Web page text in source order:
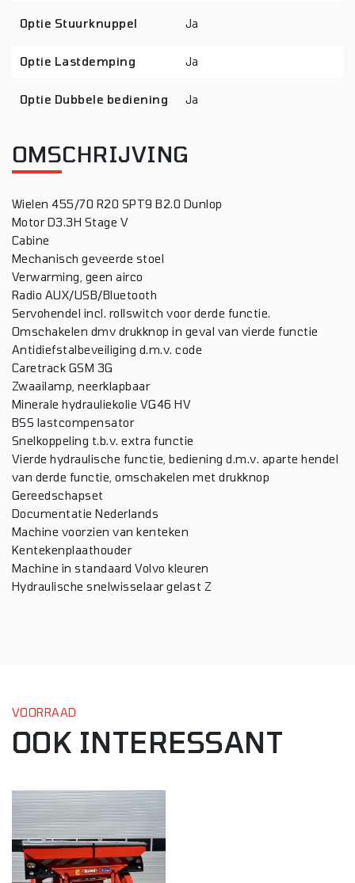
Optie Stuurknuppel Ja
Optie Lastdemping Ja
Optie Dubbele bediening Ja
OMSCHRIJVING
Wielen 455/70 R20 SPT9 B2.0 Dunlop
Motor D3.3H Stage V
Cabine
Mechanisch geveerde stoel
Verwarming, geen airco
Radio AUX/USB/Bluetooth
Servohendel incl. rollswitch voor derde functie.
Omschakelen dmv drukknop in geval van vierde functie
Antidiefstalbeveiliging d.m.v. code
Caretrack GSM 3G
Zwaailamp, neerklapbaar
Minerale hydrauliekolie VG46 HV
BSS lastcompensator
Snelkoppeling t.b.v. extra functie
Vierde hydraulische functie, bediening d.m.v. aparte hendel
van derde functie, omschakelen met drukknop
Gereedschapset
Documentatie Nederlands
Machine voorzien van kenteken
Kentekenplaathouder
Machine in standaard Volvo kleuren
Hydraulische snelwisselaar gelast Z
VOORRAAD
OOK INTERESSANT